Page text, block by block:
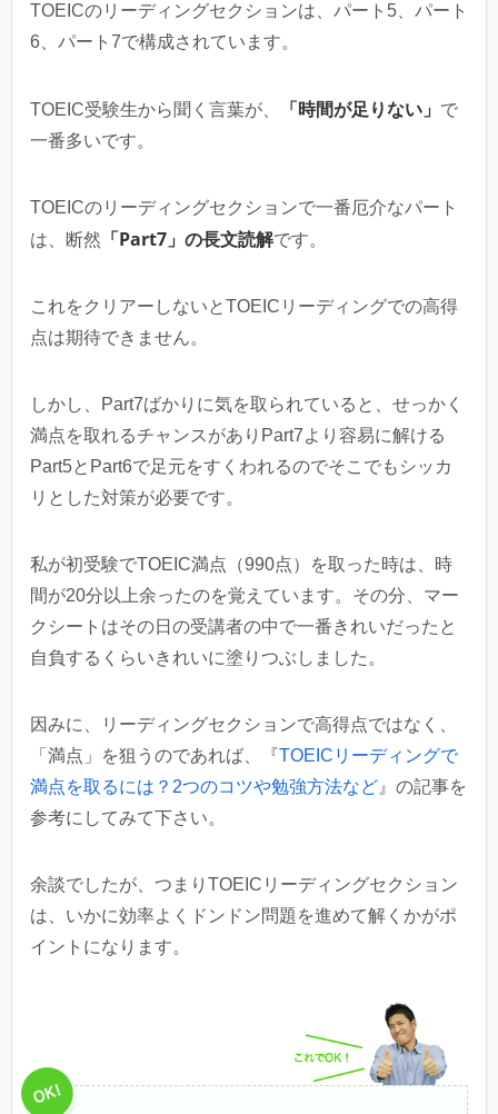
TOEICのリーディングセクションは、パート5、パート
6、パート7で構成されています。
TOEIC受験生から聞く言葉が、 「時間が足りない」 で
一番多いです。
TOEICのリーディングセクションで一番厄介なパート
は、断然 「Part7」の長文読解です。
これをクリアーしないとTOEICリーディングでの高得
点は期待できません。
しかし、Part7ばかりに気を取られていると、せっかく
満点を取れるチャンスがありPart7より容易に解ける
Part5とPart6で足元をすくわれるのでそこでもシッカ
リとした対策が必要です。
私が初受験でTOEIC満点（990点）を取った時は、時
間が20分以上余ったのを覚えています。その分、マー
クシートはその日の受講者の中で一番きれいだったと
自負するくらいきれいに塗りつぶしました。
因みに、リーディングセクションで高得点ではなく、
「満点」を狙うのであれば、『 TOEICリーディングで
満点を取るには？2つのコツや勉強方法など』の記事を
参考にしてみて下さい。
余談でしたが、つまりTOEICリーディングセクション
は、いかに効率よくドンドン問題を進めて解くかがポ
イントになります。